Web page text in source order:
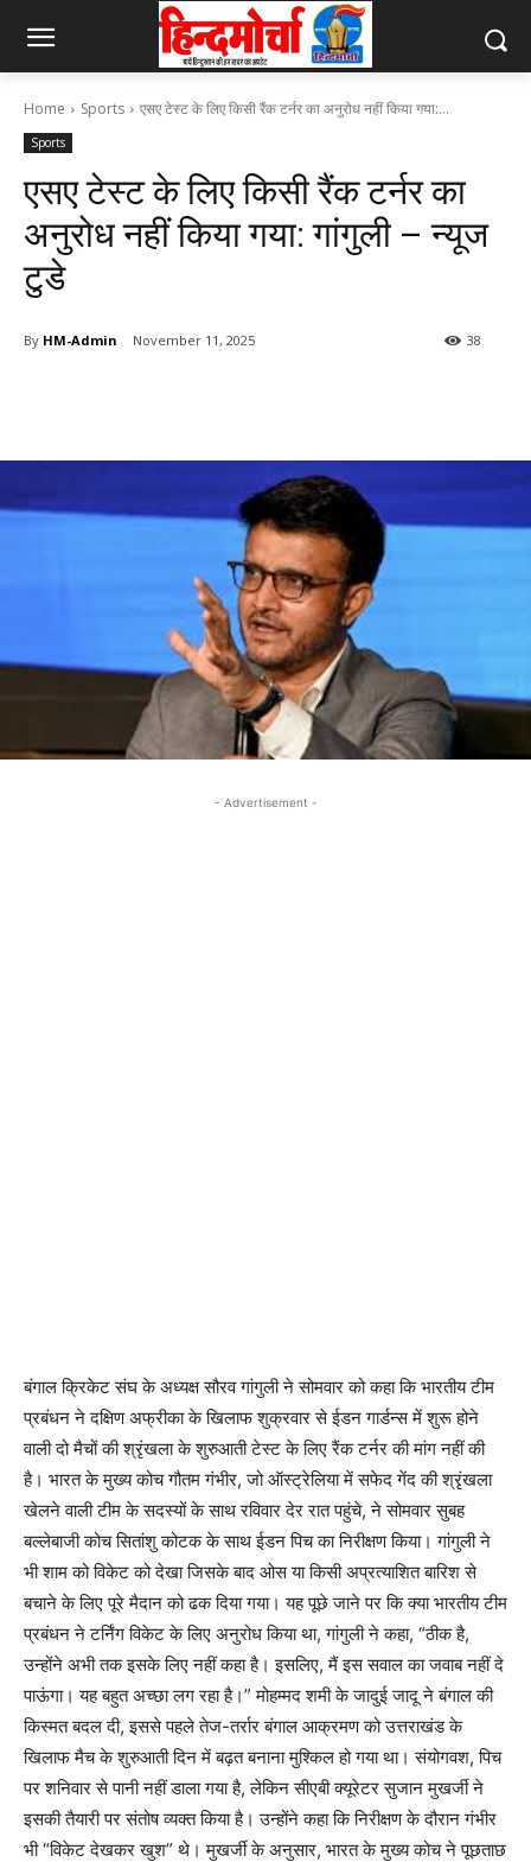
Home Sports एसए टेस्ट के लिए किसी रैंक टर्नर का अनुरोध नहीं किया गया:...
Sports
एसए टेस्ट के लिए किसी रैंक टर्नर का
अनुरोध नहीं किया गया: गांगुली – न्यूज
टुडे
By HM-Admin November 11, 2025 38
- Advertisement -
बंगाल क्रिकेट संघ के अध्यक्ष सौरव गांगुली ने सोमवार को कहा कि भारतीय टीम
प्रबंधन ने दक्षिण अफ्रीका के खिलाफ शुक्रवार से ईडन गार्डन्स में शुरू होने
वाली दो मैचों की श्रृंखला के शुरुआती टेस्ट के लिए रैंक टर्नर की मांग नहीं की
है। भारत के मुख्य कोच गौतम गंभीर, जो ऑस्ट्रेलिया में सफेद गेंद की श्रृंखला
खेलने वाली टीम के सदस्यों के साथ रविवार देर रात पहुंचे, ने सोमवार सुबह
बल्लेबाजी कोच सितांशु कोटक के साथ ईडन पिच का निरीक्षण किया। गांगुली ने
भी शाम को विकेट को देखा जिसके बाद ओस या किसी अप्रत्याशित बारिश से
बचाने के लिए पूरे मैदान को ढक दिया गया। यह पूछे जाने पर कि क्या भारतीय टीम
प्रबंधन ने टर्निंग विकेट के लिए अनुरोध किया था, गांगुली ने कहा, “ठीक है,
उन्होंने अभी तक इसके लिए नहीं कहा है। इसलिए, मैं इस सवाल का जवाब नहीं दे
पाऊंगा। यह बहुत अच्छा लग रहा है।” मोहम्मद शमी के जादुई जादू ने बंगाल की
किस्मत बदल दी, इससे पहले तेज-तर्रार बंगाल आक्रमण को उत्तराखंड के
खिलाफ मैच के शुरुआती दिन में बढ़त बनाना मुश्किल हो गया था। संयोगवश, पिच
पर शनिवार से पानी नहीं डाला गया है, लेकिन सीएबी क्यूरेटर सुजान मुखर्जी ने
इसकी तैयारी पर संतोष व्यक्त किया है। उन्होंने कहा कि निरीक्षण के दौरान गंभीर
भी “विकेट देखकर खुश” थे। मुखर्जी के अनुसार, भारत के मुख्य कोच ने पूछताछ